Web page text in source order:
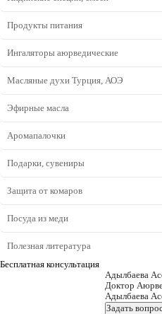
Продукты питания
Ингаляторы аюрведические
Масляные духи Турция, АОЭ
Эфирные масла
Аромапалочки
Подарки, сувениры
Защита от комаров
Посуда из меди
Полезная литература
Бесплатная консультация
Адылбаева
Доктор
Адылбаева
Задать